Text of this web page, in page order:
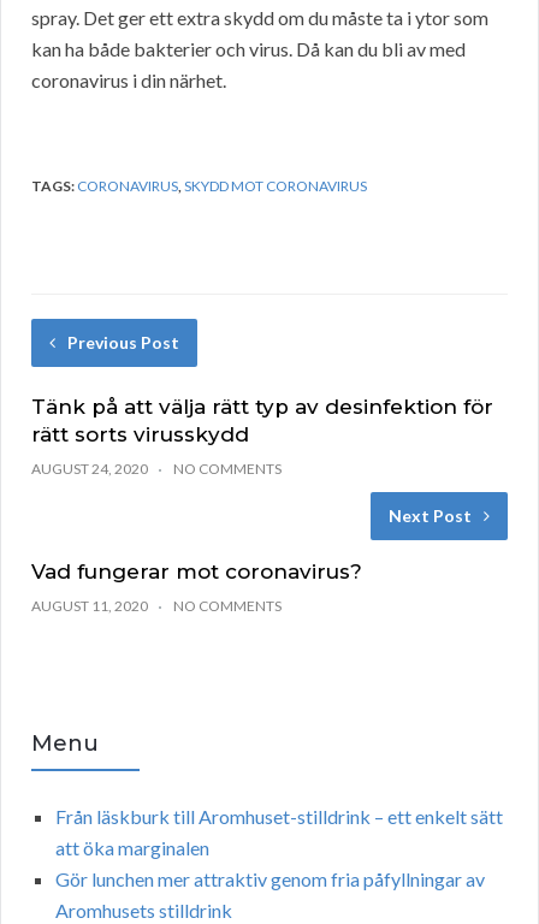
spray. Det ger ett extra skydd om du måste ta i ytor som
kan ha både bakterier och virus. Då kan du bli av med
coronavirus i din närhet.
TAGS: CORONAVIRUS,SKYDD MOT CORONAVIRUS
Previous Post
Tänk på att välja rätt typ av desinfektion för
rätt sorts virusskydd
AUGUST 24, 2020 NO COMMENTS
Next Post
Vad fungerar mot coronavirus?
AUGUST 11, 2020 NO COMMENTS
Menu
Från läskburk till Aromhuset-stilldrink – ett enkelt sätt
att öka marginalen
Gör lunchen mer attraktiv genom fria påfyllningar av
Aromhusets stilldrink